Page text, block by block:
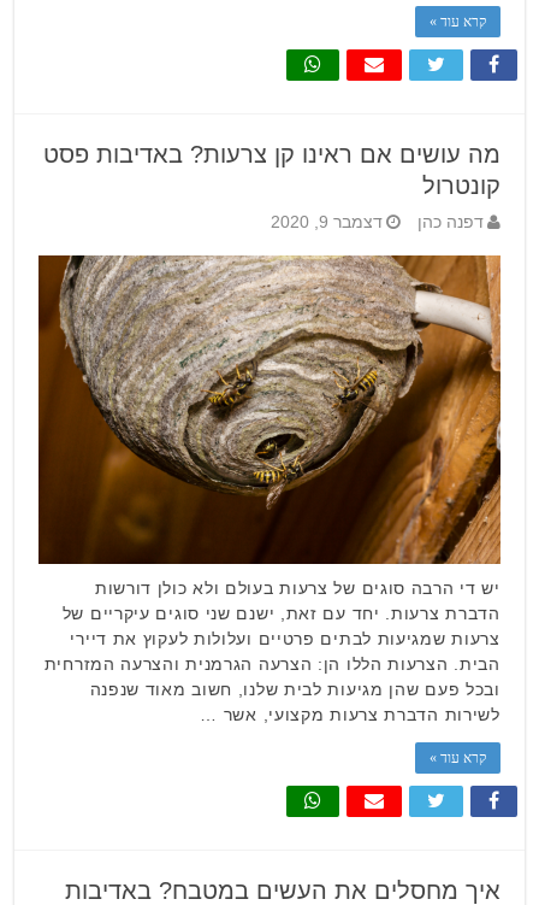
קרא עוד »
מה עושים אם ראינו קן צרעות? באדיבות פסט
קונטרול
דפנה כהן דצמבר 9, 2020
יש די הרבה סוגים של צרעות בעולם ולא כולן דורשות
הדברת צרעות. יחד עם זאת, ישנם שני סוגים עיקריים של
צרעות שמגיעות לבתים פרטיים ועלולות לעקוץ את דיירי
הבית. הצרעות הללו הן: הצרעה הגרמנית והצרעה המזרחית
ובכל פעם שהן מגיעות לבית שלנו, חשוב מאוד שנפנה
לשירות הדברת צרעות מקצועי, אשר …
קרא עוד »
איך מחסלים את העשים במטבח? באדיבות